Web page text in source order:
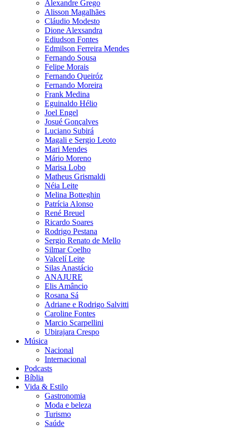
Alexandre Grego
Alisson Magalhães
Cláudio Modesto
Dione Alexsandra
Ediudson Fontes
Edmilson Ferreira Mendes
Fernando Sousa
Felipe Morais
Fernando Queiróz
Fernando Moreira
Frank Medina
Eguinaldo Hélio
Joel Engel
Josué Gonçalves
Luciano Subirá
Magali e Sergio Leoto
Mari Mendes
Mário Moreno
Marisa Lobo
Matheus Grismaldi
Néia Leite
Melina Botteghin
Patrícia Alonso
René Breuel
Ricardo Soares
Rodrigo Pestana
Sergio Renato de Mello
Silmar Coelho
Valcelí Leite
Silas Anastácio
ANAJURE
Elis Amâncio
Rosana Sá
Adriane e Rodrigo Salvitti
Caroline Fontes
Marcio Scarpellini
Ubirajara Crespo
Música
Nacional
Internacional
Podcasts
Bíblia
Vida & Estilo
Gastronomia
Moda e beleza
Turismo
Saúde